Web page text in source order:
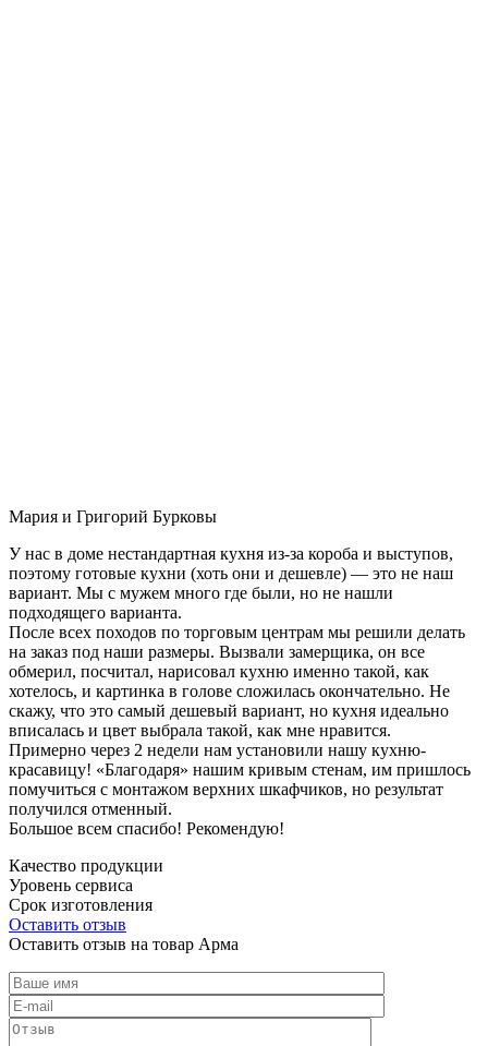
Мария и Григорий Бурковы
У нас в доме нестандартная кухня из-за короба и выступов,
поэтому готовые кухни (хоть они и дешевле) — это не наш
вариант. Мы с мужем много где были, но не нашли
подходящего варианта.
После всех походов по торговым центрам мы решили делать
на заказ под наши размеры. Вызвали замерщика, он все
обмерил, посчитал, нарисовал кухню именно такой, как
хотелось, и картинка в голове сложилась окончательно. Не
скажу, что это самый дешевый вариант, но кухня идеально
вписалась и цвет выбрала такой, как мне нравится.
Примерно через 2 недели нам установили нашу кухню-
красавицу! «Благодаря» нашим кривым стенам, им пришлось
помучиться с монтажом верхних шкафчиков, но результат
получился отменный.
Большое всем спасибо! Рекомендую!
Качество продукции
Уровень сервиса
Срок изготовления
Оставить отзыв
Оставить отзыв на товар Арма